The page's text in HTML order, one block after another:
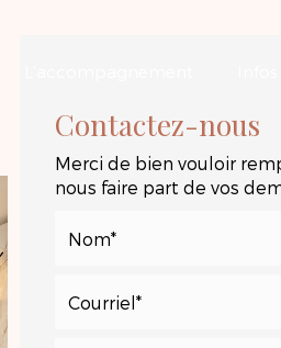
Contactez-nous
Merci de bien vouloir
nous faire part de vos